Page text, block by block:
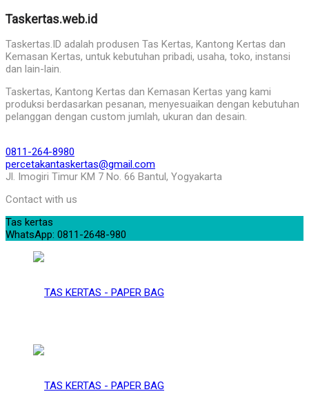
Taskertas.web.id
Taskertas.ID adalah produsen Tas Kertas, Kantong Kertas dan
Kemasan Kertas, untuk kebutuhan pribadi, usaha, toko, instansi
dan lain-lain.
Taskertas, Kantong Kertas dan Kemasan Kertas yang kami
produksi berdasarkan pesanan, menyesuaikan dengan kebutuhan
pelanggan dengan custom jumlah, ukuran dan desain.
0811-264-8980
percetakantaskertas@gmail.com
Jl. Imogiri Timur KM 7 No. 66 Bantul, Yogyakarta
Contact with us
Tas kertas
WhatsApp: 0811-2648-980